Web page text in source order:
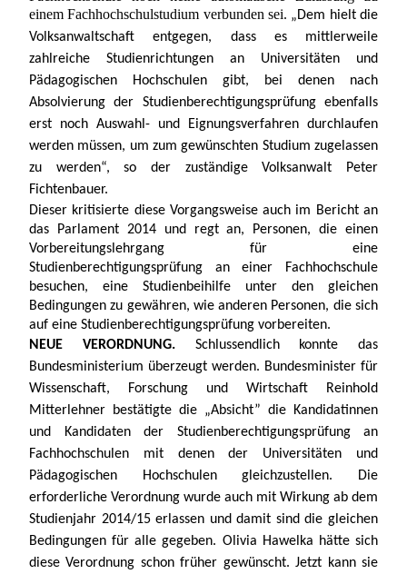
einem Fachhochschulstudium verbunden sei. „Dem hielt die
Volksanwaltschaft entgegen, dass es mittlerweile
zahlreiche Studienrichtungen an Universitäten und
Pädagogischen Hochschulen gibt, bei denen nach
Absolvierung der Studienberechtigungsprüfung ebenfalls
erst noch Auswahl- und Eignungsverfahren durchlaufen
werden müssen, um zum gewünschten Studium zugelassen
zu werden“, so der zuständige Volksanwalt Peter
Fichtenbauer.
Dieser kritisierte diese Vorgangsweise auch im Bericht an
das Parlament 2014 und regt an, Personen, die einen
Vorbereitungslehrgang für eine
Studienberechtigungsprüfung an einer Fachhochschule
besuchen, eine Studienbeihilfe unter den gleichen
Bedingungen zu gewähren, wie anderen Personen, die sich
auf eine Studienberechtigungsprüfung vorbereiten.
NEUE VERORDNUNG. Schlussendlich konnte das
Bundesministerium überzeugt werden. Bundesminister für
Wissenschaft, Forschung und Wirtschaft Reinhold
Mitterlehner bestätigte die „Absicht” die Kandidatinnen
und Kandidaten der Studienberechtigungsprüfung an
Fachhochschulen mit denen der Universitäten und
Pädagogischen Hochschulen gleichzustellen. Die
erforderliche Verordnung wurde auch mit Wirkung ab dem
Studienjahr 2014/15 erlassen und damit sind die gleichen
Bedingungen für alle gegeben. Olivia Hawelka hätte sich
diese Verordnung schon früher gewünscht. Jetzt kann sie